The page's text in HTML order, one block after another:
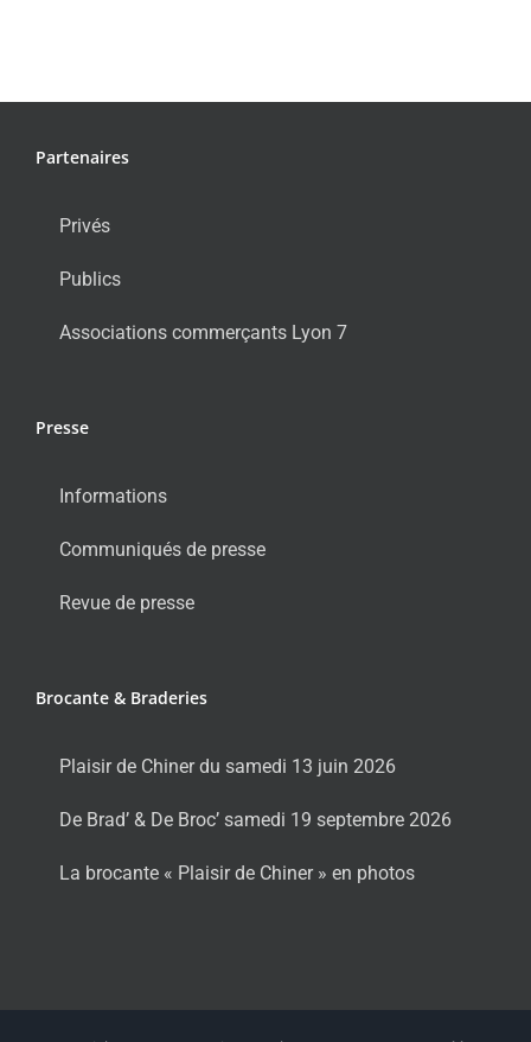
Partenaires
Privés
Publics
Associations commerçants Lyon 7
Presse
Informations
Communiqués de presse
Revue de presse
Brocante & Braderies
Plaisir de Chiner du samedi 13 juin 2026
De Brad’ & De Broc’ samedi 19 septembre 2026
La brocante « Plaisir de Chiner » en photos